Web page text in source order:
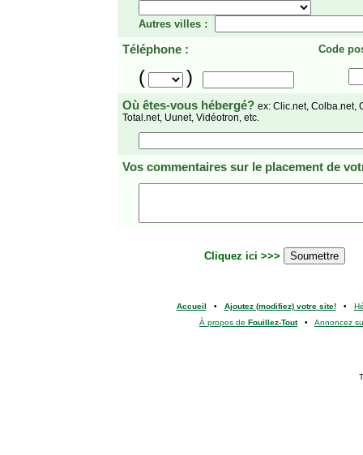
Autres villes :
Téléphone : Code
( )
Où êtes-vous hébergé? ex: Clic.net, Colba.net,
Total.net, Uunet, Vidéotron, etc.
Vos commentaires sur le placement de
Cliquez ici >>>
Accueil • Ajoutez (modifiez) votre site!•
À propos de Fouillez-Tout• Annoncez